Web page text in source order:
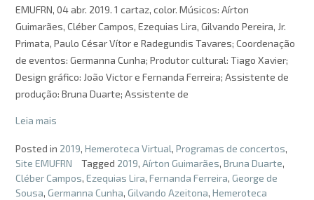
EMUFRN, 04 abr. 2019. 1 cartaz, color. Músicos: Aírton
Guimarães, Cléber Campos, Ezequias Lira, Gilvando Pereira, Jr.
Primata, Paulo César Vítor e Radegundis Tavares; Coordenação
de eventos: Germanna Cunha; Produtor cultural: Tiago Xavier;
Design gráfico: João Victor e Fernanda Ferreira; Assistente de
produção: Bruna Duarte; Assistente de
Leia mais
Posted in 2019, Hemeroteca Virtual, Programas de concertos,
Site EMUFRN
Tagged 2019, Aírton Guimarães, Bruna Duarte,
Cléber Campos, Ezequias Lira, Fernanda Ferreira, George de
Sousa, Germanna Cunha, Gilvando Azeitona, Hemeroteca